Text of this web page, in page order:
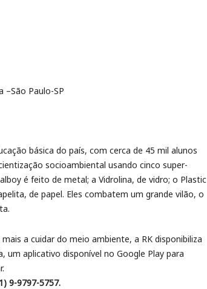
–São Paulo-SP
básica do país, com cerca de 45 mil alunos
socioambiental usando cinco super-
é feito de metal; a Vidrolina, de vidro; o Plastic
de papel. Eles combatem um grande vilão, o
a cuidar do meio ambiente, a RK disponibiliza
um aplicativo disponível no Google Play para
9-9797-5757.